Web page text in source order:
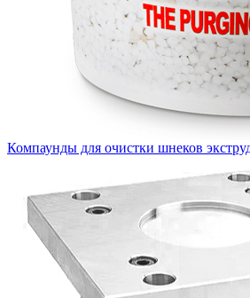
Компаунды для очистки шнеков